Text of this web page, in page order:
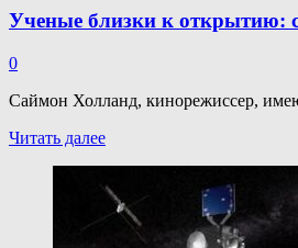
на
году
Ученые близки к открытию:
0
Саймон Холланд, кинорежиссер,
Читать далееПрочитать
Ученые
близки